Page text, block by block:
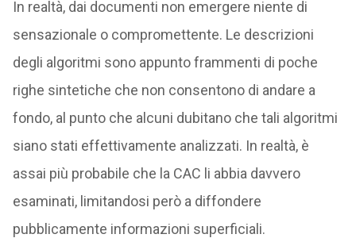
In realtà, dai documenti non emergere niente di
sensazionale o compromettente. Le descrizioni
degli algoritmi sono appunto frammenti di poche
righe sintetiche che non consentono di andare a
fondo, al punto che alcuni dubitano che tali algoritmi
siano stati effettivamente analizzati. In realtà, è
assai più probabile che la CAC li abbia davvero
esaminati, limitandosi però a diffondere
pubblicamente informazioni superficiali.